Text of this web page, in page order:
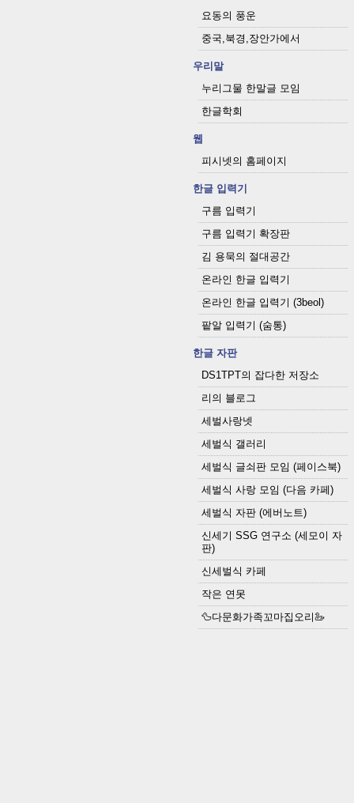
요동의 풍운
중국,북경,장안가에서
우리말
누리그물 한말글 모임
한글학회
웹
피시넷의 홈페이지
한글 입력기
구름 입력기
구름 입력기 확장판
김 용묵의 절대공간
온라인 한글 입력기
온라인 한글 입력기 (3beol)
팥알 입력기 (숨통)
한글 자판
DS1TPT의 잡다한 저장소
리의 블로그
세벌사랑넷
세벌식 갤러리
세벌식 글쇠판 모임 (페이스북)
세벌식 사랑 모임 (다음 카페)
세벌식 자판 (에버노트)
신세기 SSG 연구소 (세모이 자
판)
신세벌식 카페
작은 연못
🦆다문화가족꼬마집오리🦢